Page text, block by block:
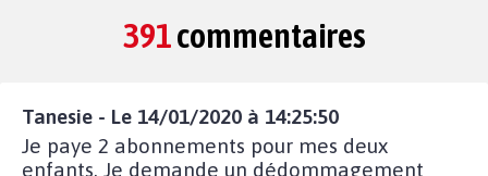
391commentaires
Tanesie - Le 14/01/2020 à 14:25:50
Je paye 2 abonnements pour mes deux
enfants. Je demande un dédommagement